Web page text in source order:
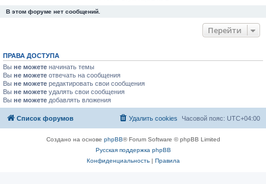
В этом форуме нет сообщений.
Перейти
ПРАВА ДОСТУПА
Вы не можете начинать темы
Вы не можете отвечать на сообщения
Вы не можете редактировать свои сообщения
Вы не можете удалять свои сообщения
Вы не можете добавлять вложения
Список форумов Часовой пояс: UTC+04:00
Удалить cookies
Создано на основе phpBB® Forum Software © phpBB Limited
Русская поддержка phpBB
Конфиденциальность| Правила